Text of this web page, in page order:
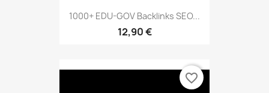
1000+ EDU-GOV Backlinks SEO...
12,90 €
favorite_border